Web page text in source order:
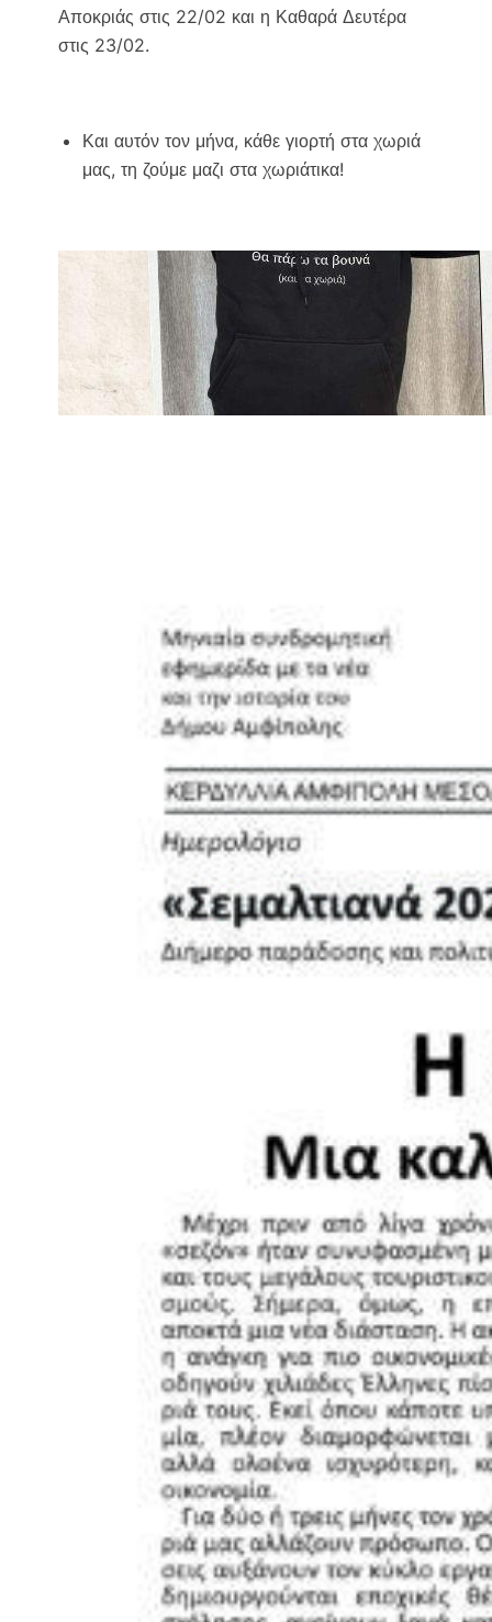
Αποκριάς στις 22/02 και η Καθαρά Δευτέρα
στις 23/02.
Και αυτόν τον μήνα, κάθε γιορτή στα χωριά
μας, τη ζούμε μαζι στα χωριάτικα!